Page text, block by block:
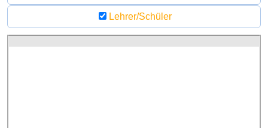
Lehrer/Schüler